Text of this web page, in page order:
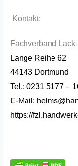
Kontakt:
Fachverband
Lange Reihe 62
44143 Dortmund
Tel.: 0231 5177 –
E-Mail:
https://